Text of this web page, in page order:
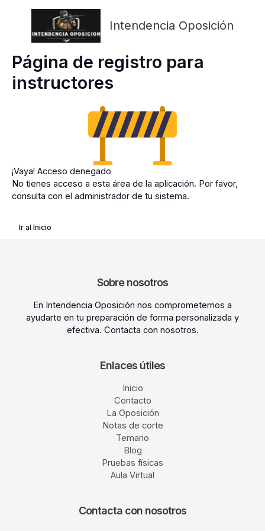
contenido
Intendencia Oposición
Página de registro para
instructores
¡Vaya! Acceso denegado
No tienes acceso a esta área de la aplicación. Por favor,
consulta con el administrador de tu sistema.
Ir al Inicio
Sobre nosotros
En Intendencia Oposición nos comprometemos a
ayudarte en tu preparación de forma personalizada y
efectiva. Contacta con nosotros.
Enlaces útiles
Inicio
Contacto
La Oposición
Notas de corte
Temario
Blog
Pruebas físicas
Aula Virtual
Contacta con nosotros